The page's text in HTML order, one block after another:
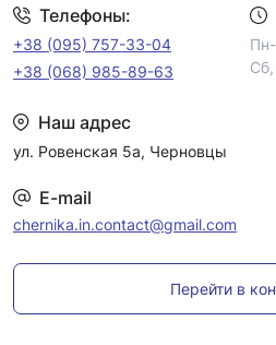
Телефоны:
+38 (095) 757-33-04
+38 (068) 985-89-63
Наш адрес
ул. Ровенская 5а, Черновцы
E-mail
chernika.in.contact@gmail.com
Перейти в